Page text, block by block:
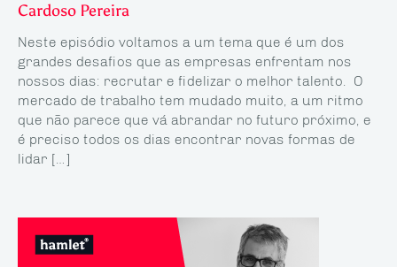
Cardoso Pereira
Neste episódio voltamos a um tema que é um dos
grandes desafios que as empresas enfrentam nos
nossos dias: recrutar e fidelizar o melhor talento. O
mercado de trabalho tem mudado muito, a um ritmo
que não parece que vá abrandar no futuro próximo, e
é preciso todos os dias encontrar novas formas de
lidar […]